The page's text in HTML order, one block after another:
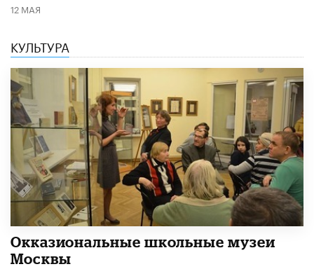
12 МАЯ
КУЛЬТУРА
​Окказиональные школьные музеи
Москвы